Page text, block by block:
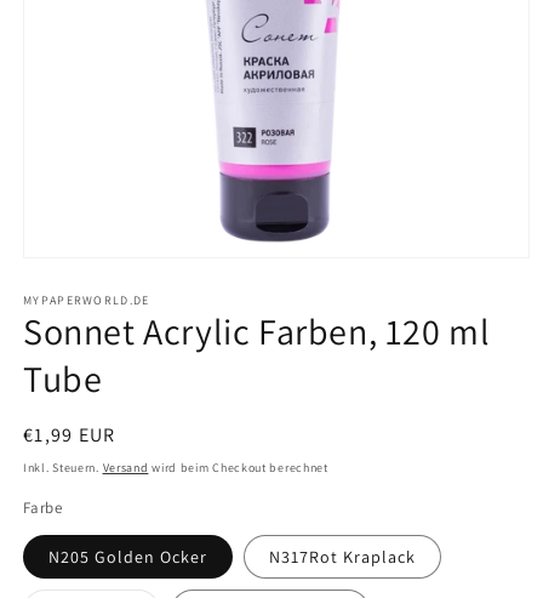
in
Modal
öffnen
MYPAPERWORLD.DE
Sonnet Acrylic Farben, 120 ml
Tube
Normaler
Preis
€1,99 EUR
Inkl. Steuern. Versand wird beim Checkout berechnet
Farbe
N205 Golden Ocker N317Rot Kraplack